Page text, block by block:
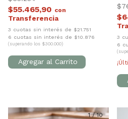
$55.465,90 con
3 cuotas sin interés de $21.751
6 cuotas sin interés de $10.876
(superando los $300.000)
3
6
1/10